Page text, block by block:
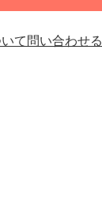
て問い合わせる